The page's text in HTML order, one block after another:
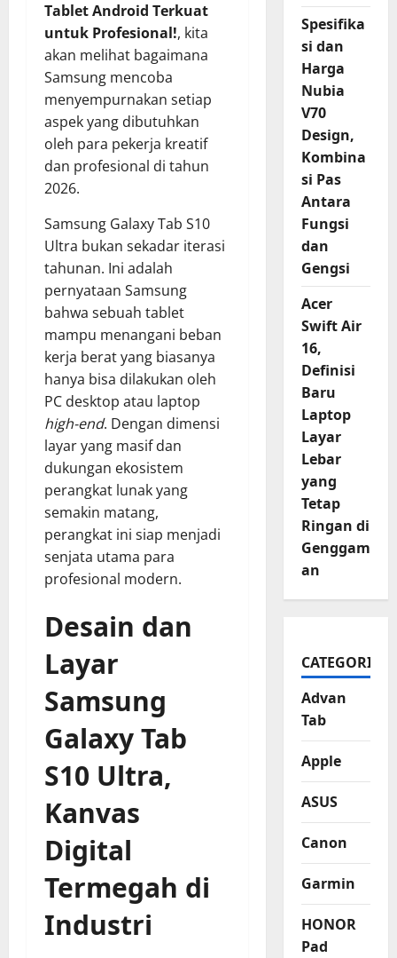
Tablet Android Terkuat
untuk Profesional!, kita
akan melihat bagaimana
Samsung mencoba
menyempurnakan setiap
aspek yang dibutuhkan
oleh para pekerja kreatif
dan profesional di tahun
2026.
Samsung Galaxy Tab S10
Ultra bukan sekadar iterasi
tahunan. Ini adalah
pernyataan Samsung
bahwa sebuah tablet
mampu menangani beban
kerja berat yang biasanya
hanya bisa dilakukan oleh
PC desktop atau laptop
high-end. Dengan dimensi
layar yang masif dan
dukungan ekosistem
perangkat lunak yang
semakin matang,
perangkat ini siap menjadi
senjata utama para
profesional modern.
Desain dan
Layar
Samsung
Galaxy Tab
S10 Ultra,
Kanvas
Digital
Termegah di
Industri
Spesifika
si dan
Harga
Nubia
V70
Design,
Kombina
si Pas
Antara
Fungsi
dan
Gengsi
Acer
Swift Air
16,
Definisi
Baru
Laptop
Layar
Lebar
yang
Tetap
Ringan di
Genggam
an
CATEGORIES
Advan
Tab
Apple
ASUS
Canon
Garmin
HONOR
Pad